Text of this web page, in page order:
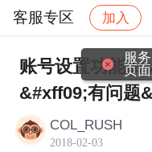
客服专区 加入
社区 客服专区
账号设置功能
&#xff09;有问题
COL_RUSH
2018-02-03
服
页